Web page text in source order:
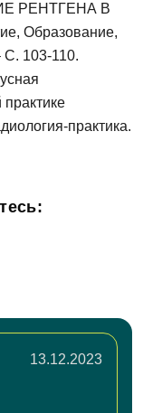
РЕНТГЕНА В
Образование,
С. 103-110.
практика.
13.12.2023
время